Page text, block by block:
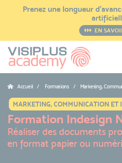
Prenez une longueur
EN
Accueil Formations / Marketing,
MARKETING, COMMUNICATION ET
Formation Indesign
Réaliser des documents
en format papier ou